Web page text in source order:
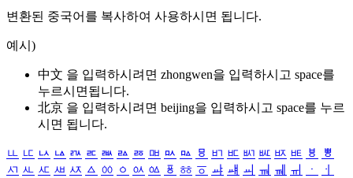
변환된 중국어를 복사하여 사용하시면 됩니다.
예시)
中文 을 입력하시려면 zhongwen을 입력하시고 space를
누르시면됩니다.
北京 을 입력하시려면 beijing을 입력하시고 space를 누르
시면 됩니다.
ㅥ ㅦ ㅧ ㅨ ㅩ ㅪ ㅫ ㅬ ㅭ ㅮ ㅯ ㅰ ㅱ ㅲ ㅳ ㅴ ㅵ ㅶ ㅷ ㅸ
ㅹ
ㅺ ㅻ ㅼ ㅽ ㅾ ㅿ ㆀ ㆁ ㆂ ㆃ ㆄ ㆅ ㆆ ㆇ ㆈ ㆉ ㆊ ㆋ ㆌ ㆍ
ㆎ